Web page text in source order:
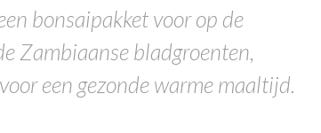
bonsaipakket voor op de
Zambiaanse bladgroenten,
een gezonde warme maaltijd.